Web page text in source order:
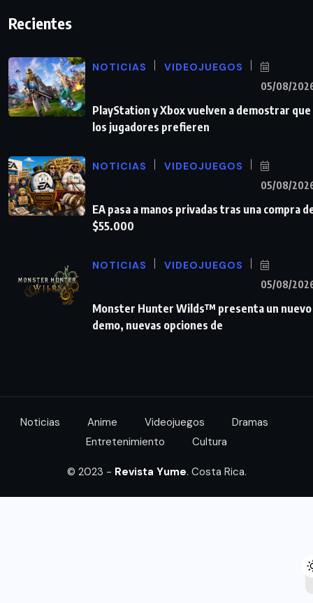
Recientes
NOTICIAS VIDEOJUEGOS
05/08/
PlayStation y Xbox vuelven a demostrar que
los jugadores prefieren
NOTICIAS VIDEOJUEGOS
05/08/
EA pasa a manos privadas tras una compra
$55.000
NOTICIAS VIDEOJUEGOS
05/08/
Monster Hunter Wilds™ presenta un nuevo
demo, nuevas opciones de
Noticias Anime Videojuegos
Dramas
Entretenimiento
Cultura
© 2023 - Revista Yume. Costa Rica.